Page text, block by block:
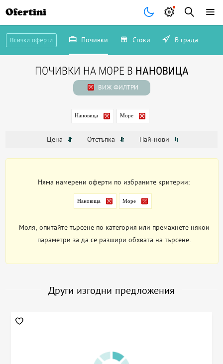
Ofertini
Всички оферти Почивки Стоки В града
ПОЧИВКИ НА МОРЕ В НАНОВИЦА
ВИЖ ФИЛТРИ
Нановица Море
Цена Отстъпка Най-нови
Няма намерени оферти по избраните критерии:
Нановица Море
Моля, опитайте търсене по категория или премахнете някои
параметри за да се разшири обхвата на търсене.
Други изгодни предложения